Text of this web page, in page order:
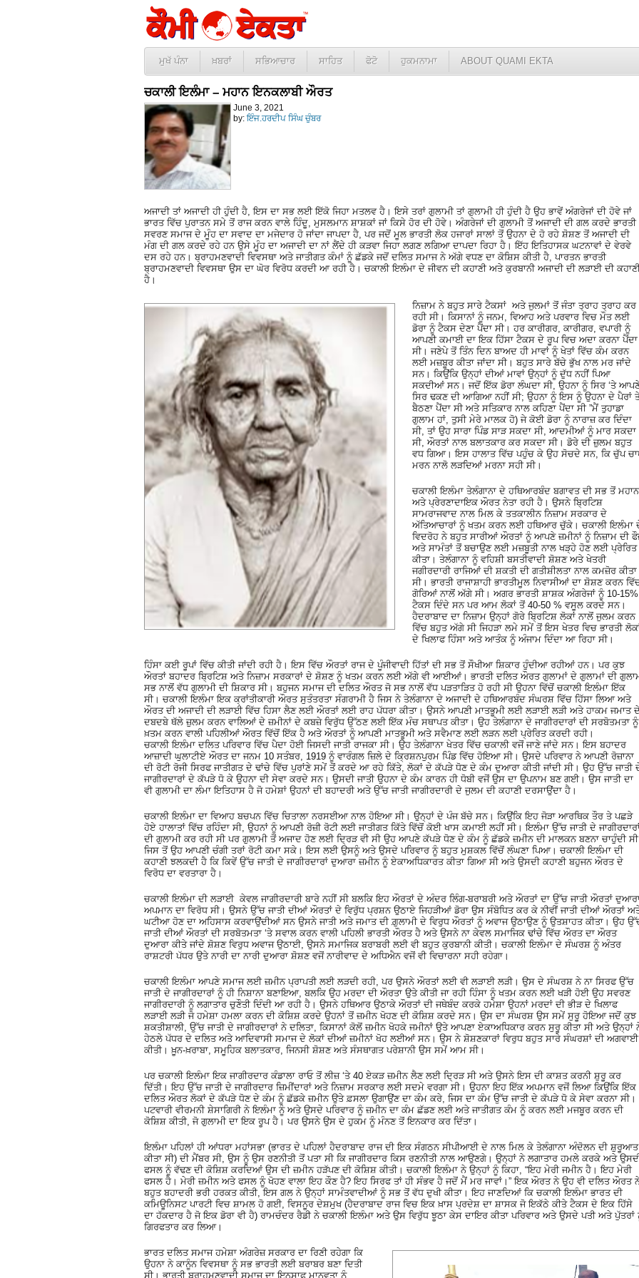
ਮੁਖੱ ਪੰਨਾ ਖ਼ਬਰਾਂ ਸਭਿਆਚਾਰ ਸਾਹਿਤ ਫੋਟੋ ਹੁਕਮਨਾਮਾ ABOUT QUAMI EKTA
ਚਕਾਲੀ ਇਲੰਮਾ – ਮਹਾਨ ਇਨਕਲਾਬੀ ਔਰਤ
June 3, 2021
by:ਇੰਜ.ਹਰਦੀਪ ਸਿੰਘ ਚੁੰਬਰ
ਅਜਾਦੀ ਤਾਂ ਅਜਾਦੀ ਹੀ ਹੁੰਦੀ ਹੈ, ਇਸ ਦਾ ਸਭ ਲਈ ਇੱਕੋ ਜਿਹਾ ਮਤਲਵ ਹੈ। ਇਸੇ ਤਰਾਂ ਗੁਲਾਮੀ ਤਾਂ ਗੁਲਾਮੀ ਹੀ ਹੁੰਦੀ ਹੈ ਉਹ ਭਾਵੇਂ ਅੰਗਰੇਜਾਂ ਦੀ ਹੋਵੇ ਜਾਂ
ਭਾਰਤ ਵਿੱਚ ਪੁਰਾਤਨ ਸਮੇ ਤੋਂ ਰਾਜ ਕਰਨ ਵਾਲੇ ਹਿੰਦੂ, ਮੁਸਲਮਾਨ ਸ਼ਾਸ਼ਕਾਂ ਜਾਂ ਕਿਸੇ ਹੋਰ ਦੀ ਹੋਵੇ। ਅੰਗਰੇਜਾਂ ਦੀ ਗੁਲਾਮੀ ਤੋਂ ਅਜਾਦੀ ਦੀ ਗਲ ਕਰਦੇ ਭਾਰਤੀ
ਸਵਰਣ ਸਮਾਜ ਦੇ ਮੂੰਹ ਦਾ ਸਵਾਦ ਦਾ ਮਜੇਦਾਰ ਹੋ ਜਾਂਦਾ ਜਾਪਦਾ ਹੈ, ਪਰ ਜਦੋਂ ਮੂਲ ਭਾਰਤੀ ਲੋਕ ਹਜਾਰਾਂ ਸਾਲਾਂ ਤੋਂ ਉਹਨਾ ਦੇ ਹੋ ਰਹੇ ਸ਼ੋਸ਼ਣ ਤੋਂ ਅਜਾਦੀ ਦੀ
ਮੰਗ ਦੀ ਗਲ ਕਰਦੇ ਰਹੇ ਹਨ ਉਸੇ ਮੂੰਹ ਦਾ ਅਜਾਦੀ ਦਾ ਨਾਂ ਲੈਂਦੇ ਹੀ ਕੜਵਾ ਜਿਹਾ ਲਗਣ ਲਗਿਆ ਦਾਪਦਾ ਰਿਹਾ ਹੈ। ਇੱਹ ਇਤਿਹਾਸਕ ਘਟਨਾਵਾਂ ਦੇ ਵੇਰਵੇ
ਦਸ ਰਹੇ ਹਨ। ਬ੍ਰਾਹਮਣਵਾਦੀ ਵਿਵਸਥਾ ਅਤੇ ਜਾਤੀਗਤ ਕੰਮਾਂ ਨੂੰ ਛੱਡਕੇ ਜਦੋਂ ਦਲਿਤ ਸਮਾਜ ਨੇ ਅੱਗੇ ਵਧਣ ਦਾ ਕੋਸ਼ਿਸ ਕੀਤੀ ਹੈ, ਪਾਰਤਨ ਭਾਰਤੀ
ਬ੍ਰਾਹਮਣਵਾਦੀ ਵਿਵਸਥਾ ਉਸ ਦਾ ਘੋਰ ਵਿਰੋਧ ਕਰਦੀ ਆ ਰਹੀ ਹੈ। ਚਕਾਲੀ ਇਲੰਮਾ ਦੇ ਜੀਵਨ ਦੀ ਕਹਾਣੀ ਅਤੇ ਕੁਰਬਾਨੀ ਅਜਾਦੀ ਦੀ ਲੜਾਈ ਦੀ
ਹੈ।
ਨਿਜ਼ਾਮ ਨੇ ਬਹੁਤ ਸਾਰੇ ਟੈਕਸਾਂ ਅਤੇ ਜੁਲਮਾਂ ਤੋਂ ਜੰਤਾ ਤ੍ਰਾਹ ਤ੍ਰਾਹ ਕਰ
ਰਹੀ ਸੀ। ਕਿਸਾਨਾਂ ਨੂੰ ਜਨਮ, ਵਿਆਹ ਅਤੇ ਪਰਵਾਰ ਵਿਚ ਮੌਤ ਲਈ
ਡੋਰਾ ਨੂੰ ਟੈਕਸ ਦੇਣਾ ਪੈਂਦਾ ਸੀ। ਹਰ ਕਾਰੀਗਰ, ਕਾਰੀਗਰ, ਵਪਾਰੀ ਨੂੰ
ਆਪਣੀ ਕਮਾਈ ਦਾ ਇਕ ਹਿੱਸਾ ਟੈਕਸ ਦੇ ਰੂਪ ਵਿਚ ਅਦਾ ਕਰਨਾ ਪੈਂਦਾ
ਸੀ। ਜਣੇਪੇ ਤੋਂ ਤਿੰਨ ਦਿਨ ਬਾਅਦ ਹੀ ਮਾਵਾਂ ਨੂੰ ਖੇਤਾਂ ਵਿੱਚ ਕੰਮ ਕਰਨ
ਲਈ ਮਜ਼ਬੂਰ ਕੀਤਾ ਜਾਂਦਾ ਸੀ। ਬਹੁਤ ਸਾਰੇ ਬੱਚੇ ਭੁੱਖ ਨਾਲ ਮਰ ਜਾਂਦੇ
ਸਨ। ਕਿਉਂਕਿ ਉਨ੍ਹਾਂ ਦੀਆਂ ਮਾਵਾਂ ਉਨ੍ਹਾਂ ਨੂੰ ਦੁੱਧ ਨਹੀਂ ਪਿਆ
ਸਕਦੀਆਂ ਸਨ। ਜਦੋਂ ਇੱਕ ਡੋਰਾ ਲੰਘਦਾ ਸੀ, ਉਹਨਾ ਨੂੰ ਸਿਰ ‘ਤੇ
ਸਿਰ ਢਕਣ ਦੀ ਆਗਿਆ ਨਹੀਂ ਸੀ; ਉਹਨਾ ਨੂੰ ਇਸ ਨੂੰ ਉਹਨਾ ਦੇ ਪੈਰਾਂ
ਬੈਠਣਾ ਪੈਂਦਾ ਸੀ ਅਤੇ ਸਤਿਕਾਰ ਨਾਲ ਕਹਿਣਾ ਪੈਂਦਾ ਸੀ ”ਮੈਂ ਤੁਹਾਡਾ
ਗੁਲਾਮ ਹਾਂ, ਤੁਸੀ ਮੇਰੇ ਮਾਲਕ ਹੋ) ਜੇ ਕੋਈ ਡੋਰਾ ਨੂੰ ਨਾਰਾਜ਼ ਕਰ ਦਿੰਦਾ
ਸੀ, ਤਾਂ ਉਹ ਸਾਰਾ ਪਿੰਡ ਸਾੜ ਸਕਦਾ ਸੀ, ਆਦਮੀਆਂ ਨੂੰ ਮਾਰ ਸਕਦਾ
ਸੀ, ਔਰਤਾਂ ਨਾਲ ਬਲਾਤਕਾਰ ਕਰ ਸਕਦਾ ਸੀ। ਡੋਰੇ ਦੀ ਜ਼ੁਲਮ ਬਹੁਤ
ਵਧ ਗਿਆ। ਇਸ ਹਾਲਾਤ ਵਿੱਚ ਪਹੁੰਚ ਕੇ ਉਹ ਸੋਚਦੇ ਸਨ, ਕਿ ਚੁੱਪ
ਮਰਨ ਨਾਲੋ ਲੜਦਿਆਂ ਮਰਨਾ ਸਹੀ ਸੀ।
ਚਕਾਲੀ ਇਲੰਮਾ ਤੇਲੰਗਾਨਾ ਦੇ ਹਥਿਆਰਬੰਦ ਬਗਾਵਤ ਦੀ ਸਭ ਤੋਂ ਮਹਾਨ
ਅਤੇ ਪ੍ਰੇਰਣਾਦਾਇਕ ਔਰਤ ਨੇਤਾ ਰਹੀ ਹੈ। ਉਸਨੇ ਬ੍ਰਿਟਿਸ਼
ਸਾਮਰਾਜਵਾਦ ਨਾਲ ਮਿਲ ਕੇ ਤਤਕਾਲੀਨ ਨਿਜ਼ਾਮ ਸਰਕਾਰ ਦੇ
ਅੱਤਿਆਚਾਰਾਂ ਨੂੰ ਖਤਮ ਕਰਨ ਲਈ ਹਥਿਆਰ ਚੁੱਕੇ। ਚਕਾਲੀ ਇਲੰਮਾ
ਵਿਦਰੋਹ ਨੇ ਬਹੁਤ ਸਾਰੀਆਂ ਔਰਤਾਂ ਨੂੰ ਆਪਣੇ ਜ਼ਮੀਨਾਂ ਨੂੰ ਨਿਜ਼ਾਮ ਦੀ
ਅਤੇ ਸਾਮੰਤਾਂ ਤੋਂ ਬਚਾਉਣ ਲਈ ਮਜ਼ਬੂਤੀ ਨਾਲ ​​ਖੜ੍ਹੇ ਹੋਣ ਲਈ ਪ੍ਰੇਰਿਤ
ਕੀਤਾ। ਤੇਲੰਗਾਨਾ ਨੂੰ ਵਹਿਸ਼ੀ ਬਸਤੀਵਾਦੀ ਸ਼ੋਸ਼ਣ ਅਤੇ ਖੇਤਰੀ
ਜਗੀਰਦਾਰੀ ਰਾਜਿਆਂ ਦੀ ਸ਼ਕਤੀ ਦੀ ਗਤੀਸ਼ੀਲਤਾ ਨਾਲ ਕਮਜ਼ੋਰ ਕੀਤਾ
ਸੀ। ਭਾਰਤੀ ਰਾਜਾਸ਼ਾਹੀ ਭਾਰਤੀਮੂਲ ਨਿਵਾਸੀਆਂ ਦਾ ਸ਼ੋਸ਼ਣ ਕਰਨ
ਗੋਰਿਆਂ ਨਾਲੋਂ ਅੱਗੇ ਸੀ। ਅਗਰ ਭਾਰਤੀ ਸ਼ਾਸ਼ਕ ਅੰਗਰੇਜਾਂ ਨੂੰ 10-15%
ਟੈਕਸ ਦਿੰਦੇ ਸਨ ਪਰ ਆਮ ਲੋਕਾਂ ਤੋਂ 40-50 % ਵਸੂਲ ਕਰਦੇ ਸਨ।
ਹੈਦਰਾਬਾਦ ਦਾ ਨਿਜ਼ਾਮ ਉਨ੍ਹਾਂ ਗੋਰੇ ਬ੍ਰਿਟਿਸ਼ ਲੋਕਾਂ ਨਾਲੋਂ ਜੁਲਮ ਕਰਨ
ਵਿੱਚ ਬਹੁਤ ਅੱਗੇ ਸੀ ਜਿਹੜਾ ਲਮੇ ਸਮੇਂ ਤੋਂ ਇਸ ਖੇਤਰ ਵਿਚ ਭਾਰਤੀ
ਦੇ ਖਿਲਾਫ ਹਿੰਸਾ ਅਤੇ ਆਤੰਕ ਨੂੰ ਅੰਜਾਮ ਦਿੰਦਾ ਆ ਰਿਹਾ ਸੀ।
ਹਿੰਸਾ ਕਈ ਰੂਪਾਂ ਵਿੱਚ ਕੀਤੀ ਜਾਂਦੀ ਰਹੀ ਹੈ। ਇਸ ਵਿੱਚ ਔਰਤਾਂ ਰਾਜ ਦੇ ਪੂੰਜੀਵਾਦੀ ਹਿੱਤਾਂ ਦੀ ਸਭ ਤੋਂ ਸੌਖੀਆ ਸ਼ਿਕਾਰ ਹੁੰਦੀਆ ਰਹੀਆਂ ਹਨ। ਪਰ ਕੁਝ
ਔਰਤਾਂ ਬਹਾਦਰ ਬ੍ਰਿਟਿਸ਼ ਅਤੇ ਨਿਜ਼ਾਮ ਸਰਕਾਰਾਂ ਦੇ ਸ਼ੋਸ਼ਣ ਨੂੰ ਖਤਮ ਕਰਨ ਲਈ ਅੱਗੇ ਵੀ ਆਈਆਂ। ਭਾਰਤੀ ਦਲਿਤ ਔਰਤ ਗੁਲਾਮਾਂ ਦੇ ਗੁਲਾਮਾਂ ਦੀ
ਸਭ ਨਾਲੋਂ ਵੱਧ ਗੁਲਾਮੀ ਦੀ ਸ਼ਿਕਾਰ ਸੀ। ਬਹੁਜਨ ਸਮਾਜ ਦੀ ਦਲਿਤ ਔਰਤ ਜੋ ਸਭ ਨਾਲੋਂ ਵੱਧ ਪੜਤਾੜਿਤ ਹੋ ਰਹੀ ਸੀ ਉਹਨਾ ਵਿੱਚੋਂ ਚਕਾਲੀ ਇਲੰਮਾ ਇੱਕ
ਸੀ। ਚਕਾਲੀ ਇਲੰਮਾ ਇਕ ਕ੍ਰਾਂਤੀਕਾਰੀ ਔਰਤ ਸੁਤੰਤਰਤਾ ਸੰਗਰਾਮੀ ਹੈ ਜਿਸ ਨੇ ਤੇਲੰਗਾਨਾ ਦੇ ਅਜਾਦੀ ਦੇ ਹਥਿਆਰਬੰਦ ਸੰਘਰਸ਼ ਵਿੱਚ ਹਿੱਸਾ ਲਿਆ ਅਤੇ
ਔਰਤ ਦੀ ਅਜਾਦੀ ਦੀ ਲੜਾਈ ਵਿੱਚ ਹਿਸਾ ਲੈਣ ਲਈ ਔਰਤਾਂ ਲਈ ਰਾਹ ਪੱਧਰਾ ਕੀਤਾ। ਉਸਨੇ ਆਪਣੀ ਮਾਤਭੂਮੀ ਲਈ ਲੜਾਈ ਲੜੀ ਅਤੇ ਹਾਕਮ ਜਮਾਤ
ਦਬਦਬੇ ਥੱਲੇ ਜ਼ੁਲਮ ਕਰਨ ਵਾਲਿਆਂ ਦੇ ਜ਼ਮੀਨਾਂ ਦੇ ਕਬਜ਼ੇ ਵਿਰੁੱਧ ਉੱਠਣ ਲਈ ਇੱਕ ਮੰਚ ਸਥਾਪਤ ਕੀਤਾ। ਉਹ ਤੇਲੰਗਾਨਾ ਦੇ ਜਾਗੀਰਦਾਰਾਂ ਦੀ ਸਰਬੋਤਮਤਾ ਨੂੰ
ਖ਼ਤਮ ਕਰਨ ਵਾਲੀ ਪਹਿਲੀਆਂ ਔਰਤ ਵਿੱਚੋਂ ਇੱਕ ਹੈ ਅਤੇ ਔਰਤਾਂ ਨੂੰ ਆਪਣੀ ਮਾਤਭੂਮੀ ਅਤੇ ਸਵੈਮਾਣ ਲਈ ਲੜਨ ਲਈ ਪ੍ਰੇਰਿਤ ਕਰਦੀ ਰਹੀ।
ਚਕਾਲੀ ਇਲੰਮਾ ਦਲਿਤ ਪਰਿਵਾਰ ਵਿੱਚ ਪੈਦਾ ਹੋਈ ਜਿਸਦੀ ਜਾਤੀ ਰਾਜਕਾ ਸੀ। ਉਹ ਤੇਲੰਗਾਨਾ ਖੇਤਰ ਵਿੱਚ ਚਕਾਲੀ ਵਜੋਂ ਜਾਣੇ ਜਾਂਦੇ ਸਨ। ਇਸ ਬਹਾਦਰ
ਆਜ਼ਾਦੀ ਘੁਲਾਟੀਏ ਔਰਤ ਦਾ ਜਨਮ 10 ਸਤੰਬਰ, 1919 ਨੂੰ ਵਾਰੰਗਲ ਜ਼ਿਲੇ ਦੇ ਕ੍ਰਿਸ਼ਨਪੁਰਮ ਪਿੰਡ ਵਿੱਚ ਹੋਇਆ ਸੀ। ਉਸਦੇ ਪਰਿਵਾਰ ਨੇ ਆਪਣੀ ਰੋਜ਼ਾਨਾ
ਦੀ ਰੋਟੀ ਰੋਜੀ ਸਿਰਫ ਜਾਤੀਗਤ ਦੇ ਢਾਂਚੇ ਵਿੱਚ ਪੁਰਾਂਣੇ ਸਮੇਂ ਤੋਂ ਕਰਦੇ ਆ ਰਹੇ ਕਿੱਤੇ, ਲੋਕਾਂ ਦੇ ਕੱਪੜੇ ਧੋਣ ਦੇ ਕੰਮ ਦੁਆਰਾ ਕੀਤੀ ਜਾਂਦੀ ਸੀ। ਉਹ ਉੱਚ ਜਾਤੀ
ਜਾਗੀਰਦਾਰਾਂ ਦੇ ਕੱਪੜੇ ਧੋ ਕੇ ਉਹਨਾ ਦੀ ਸੇਵਾ ਕਰਦੇ ਸਨ। ਉਸਦੀ ਜਾਤੀ ਉਹਨਾ ਦੇ ਕੰਮ ਕਾਰਨ ਹੀ ਧੋਬੀ ਵਜੋਂ ਉਸ ਦਾ ਉਪਨਾਮ ਬਣ ਗਈ। ਉਸ ਜਾਤੀ ਦਾ
ਵੀ ਗੁਲਾਮੀ ਦਾ ਲੰਮਾ ਇਤਿਹਾਸ ਹੈ ਜੋ ਹਮੇਸ਼ਾਂ ਉਹਨਾਂ ਦੀ ਬਹਾਦਰੀ ਅਤੇ ਉੱਚ ਜਾਤੀ ਜਾਗੀਰਦਾਰੀ ਦੇ ਜੁਲਮ ਦੀ ਕਹਾਣੀ ਦਰਸਾਉਂਦਾ ਹੈ।
ਚਕਾਲੀ ਇਲੰਮਾ ਦਾ ਵਿਆਹ ਬਚਪਨ ਵਿੱਚ ਚਿਤਾਲਾ ਨਰਸਈਆ ਨਾਲ ਹੋਇਆ ਸੀ। ਉਨ੍ਹਾਂ ਦੇ ਪੰਜ ਬੱਚੇ ਸਨ। ਕਿਉਂਕਿ ਇਹ ਜੋੜਾ ਆਰਥਿਕ ਤੌਰ ਤੇ ਪਛੜੇ
ਹੋਏ ਹਾਲਾਤਾਂ ਵਿੱਚ ਰਹਿੰਦਾ ਸੀ, ਉਹਨਾਂ ਨੂੰ ਆਪਣੀ ਰੋਜ਼ੀ ਰੋਟੀ ਲਈ ਜਾਤੀਗਤ ਕਿੱਤੇ ਵਿੱਚੋਂ ਕੋਈ ਖਾਸ ਕਮਾਈ ਲਹੀਂ ਸੀ। ਇਲੰਮਾ ਉੱਚ ਜਾਤੀ ਦੇ
ਦੀ ਗੁਲਾਮੀ ਕਰ ਰਹੀ ਸੀ ਪਰ ਗੁਲਾਮੀ ਤੋਂ ਅਜਾਦ ਹੋਣ ਲਈ ਦ੍ਰਿੜ ਵੀ ਸੀ ਉਹ ਆਪਣੇ ਕੱਪੜੇ ਧੋਣ ਦੇ ਕੰਮ ਨੂੰ ਛੱਡਕੇ ਜ਼ਮੀਨ ਦੀ ਮਾਲਕਨ ਬਣਨਾ ਚਾਹੁੰਦੀ ਸੀ
ਜਿਸ ਤੋਂ ਉਹ ਆਪਣੀ ਚੰਗੀ ਤਰਾਂ ਰੋਟੀ ਕਮਾ ਸਕੇ। ਇਸ ਲਈ ਉਸਨੂੰ ਅਤੇ ਉਸਦੇ ਪਰਿਵਾਰ ਨੂੰ ਬਹੁਤ ਮੁਸ਼ਕਲ ਵਿੱਚੋਂ ਲੰਘਣਾ ਪਿਆ। ਚਕਾਲੀ ਇਲੰਮਾ ਦੀ
ਕਹਾਣੀ ਝਲਕਦੀ ਹੈ ਕਿ ਕਿਵੇਂ ਉੱਚ ਜਾਤੀ ਦੇ ਜਾਗੀਰਦਾਰਾਂ ਦੁਆਰਾ ਜ਼ਮੀਨ ਨੂੰ ਏਕਾਅਧਿਕਾਰਤ ਕੀਤਾ ਗਿਆ ਸੀ ਅਤੇ ਉਸਦੀ ਕਹਾਣੀ ਬਹੁਜਨ ਔਰਤ ਦੇ
ਵਿਰੋਧ ਦਾ ਵਰਤਾਰਾ ਹੈ।
ਚਕਾਲੀ ਇਲੰਮਾ ਦੀ ਲੜਾਈ ਕੇਵਲ ਜਾਗੀਰਦਾਰੀ ਬਾਰੇ ਨਹੀਂ ਸੀ ਬਲਕਿ ਇਹ ਔਰਤਾਂ ਦੇ ਅੰਦਰ ਲਿੰਗ-ਬਰਾਬਰੀ ਅਤੇ ਔਰਤਾਂ ਦਾ ਉੱਚ ਜਾਤੀ ਔਰਤਾਂ
ਅਪਮਾਨ ਦਾ ਵਿਰੋਧ ਸੀ। ਉਸਨੇ ਉੱਚ ਜਾਤੀ ਦੀਆਂ ਔਰਤਾਂ ਦੇ ਵਿਰੁੱਧ ਪ੍ਰਸ਼ਨ ਉਠਾਏ ਜਿਹੜੀਆਂ ਡੋਰਾ ਉਸ ਸੰਬੋਧਿਤ ਕਰ ਕੇ ਨੀਵੀਂ ਜਾਤੀ ਦੀਆਂ ਔਰਤਾਂ
ਘਟੀਆ ਹੋਣ ਦਾ ਅਹਿਸਾਸ ਕਰਵਾਉਂਦੀਆਂ ਸਨ ਉਸਨੇ ਜਾਤੀ ਅਤੇ ਜਮਾਤ ਦੀ ਗ਼ੁਲਾਮੀ ਦੇ ਵਿਰੁਧ ਔਰਤਾਂ ਨੂੰ ਅਵਾਜ ਉਠਾਉਣ ਨੂੰ ਉਤਸ਼ਾਹਤ ਕੀਤਾ। ਉਹ
ਜਾਤੀ ਦੀਆਂ ਔਰਤਾਂ ਦੀ ਸਰਬੋਤਮਤਾ ‘ਤੇ ਸਵਾਲ ਕਰਨ ਵਾਲੀ ਪਹਿਲੀ ਭਾਰਤੀ ਔਰਤ ਹੈ ਅਤੇ ਉਸਨੇ ਨਾ ਕੇਵਲ ਸਮਾਜਿਕ ਢਾਂਚੇ ਵਿੱਚ ਔਰਤ ਦਾ ਔਰਤ
ਦੁਆਰਾ ਕੀਤੇ ਜਾਂਦੇ ਸ਼ੋਸ਼ਣ ਵਿਰੁਧ ਅਵਾਜ ਉਠਾਈ, ਉਸਨੇ ਸਮਾਜਿਕ ਬਰਾਬਰੀ ਲਈ ਵੀ ਬਹੁਤ ਕੁਰਬਾਨੀ ਕੀਤੀ। ਚਕਾਲੀ ਇਲੰਮਾ ਦੇ ਸੰਘਰਸ਼ ਨੂੰ ਅੰਤਰ
ਰਾਸ਼ਟਰੀ ਪੱਧਰ ਉਤੇ ਨਾਰੀ ਦਾ ਨਾਰੀ ਦੁਆਰਾ ਸ਼ੋਸ਼ਣ ਵਜੋਂ ਨਾਰੀਵਾਦ ਦੇ ਅਧਿਐਨ ਵਜੋਂ ਵੀ ਵਿਚਾਰਨਾ ਸਹੀ ਰਹੇਗਾ।
ਚਕਾਲੀ ਇਲੰਮਾ ਆਪਣੇ ਸਮਾਜ ਲਈ ਜ਼ਮੀਨ ਪ੍ਰਾਪਤੀ ਲਈ ਲੜਦੀ ਰਹੀ, ਪਰ ਉਸਨੇ ਔਰਤਾਂ ਲਈ ਵੀ ਲੜਾਈ ਲੜੀ। ਉਸ ਦੇ ਸੰਘਰਸ਼ ਨੇ ਨਾ ਸਿਰਫ ਉੱਚ
ਜਾਤੀ ਦੇ ਜਾਗੀਰਦਾਰਾਂ ਨੂੰ ਹੀ ਨਿਸ਼ਾਨਾ ਬਣਾਇਆ, ਬਲਕਿ ਉਹ ਮਰਦਾ ਦੀ ਔਰਤਾ ਉਤੇ ਕੀਤੀ ਜਾ ਰਹੀ ਹਿੰਸਾ ਨੂੰ ਖਤਮ ਕਰਨ ਲਈ ਖੜੀ ਹੋਈ ਉਹ ਸਵਰਣ
ਜਾਗੀਰਦਾਰੀ ਨੂੰ ਲਗਾਤਾਰ ਚੁਣੌਤੀ ਦਿੰਦੀ ਆ ਰਹੀ ਹੈ। ਉਸਨੇ ਹਥਿਆਰ ਉਠਾਕੇ ਔਰਤਾਂ ਦੀ ਜਥੇਬੰਦ ਕਰਕੇ ਹਮੇਸ਼ਾ ਉਹਨਾਂ ਮਰਦਾਂ ਦੀ ਭੀੜ ਦੇ ਖਿਲਾਫ
ਲੜਾਈ ਲੜੀ ਜੋ ਹਮੇਸ਼ਾ ਹਮਲਾ ਕਰਨ ਦੀ ਕੋਸ਼ਿਸ਼ ਕਰਦੇ ਉਹਨਾਂ ਤੋਂ ਜ਼ਮੀਨ ਖੋਹਣ ਦੀ ਕੋਸ਼ਿਸ਼ ਕਰਦੇ ਸਨ। ਉਸ ਦਾ ਸੰਘਰਸ਼ ਉਸ ਸਮੇਂ ਸੁਰੂ ਹੋਇਆ ਜਦੋਂ ਕੁਝ
ਸ਼ਕਤੀਸ਼ਾਲੀ, ਉੱਚ ਜਾਤੀ ਦੇ ਜਾਗੀਰਦਾਰਾਂ ਨੇ ਦਲਿਤਾ, ਕਿਸਾਨਾਂ ਕੋਲੋਂ ਜ਼ਮੀਨ ਖੋਹਕੇ ਜਮੀਨਾਂ ਉਤੇ ਆਪਣਾ ਏਕਾਅਧਿਕਾਰ ਕਰਨ ਸੁਰੂ ਕੀਤਾ ਸੀ ਅਤੇ ਉਨ੍ਹਾਂ
ਹੇਠਲੇ ਪੱਧਰ ਦੇ ਦਲਿਤ ਅਤੇ ਆਦਿਵਾਸੀ ਸਮਾਜ ਦੇ ਲੋਕਾਂ ਦੀਆਂ ਜ਼ਮੀਨਾਂ ਖੋਹ ਲਈਆਂ ਸਨ। ਉਸ ਨੇ ਸ਼ੋਸ਼ਣਕਾਰਾਂ ਵਿਰੁਧ ਬਹੁਤ ਸਾਰੇ ਸੰਘਰਸ਼ਾਂ ਦੀ ਅਗਵਾਈ
ਕੀਤੀ। ਖ਼ੂਨ-ਖ਼ਰਾਬਾ, ਸਮੂਹਿਕ ਬਲਾਤਕਾਰ, ਜਿਨਸੀ ਸ਼ੋਸ਼ਣ ਅਤੇ ਸੰਸਥਾਗਤ ਪਰੇਸ਼ਾਨੀ ਉਸ ਸਮੇਂ ਆਮ ਸੀ।
ਪਰ ਚਕਾਲੀ ਇਲੰਮਾ ਇਕ ਜਾਗੀਰਦਾਰ ਕੰਡਾਲਾ ਰਾਓ ਤੋਂ ਲੀਜ਼ ‘ਤੇ 40 ਏਕੜ ਜ਼ਮੀਨ ਲੈਣ ਲਈ ਦ੍ਰਿੜ ਸੀ ਅਤੇ ਉਸਨੇ ਇਸ ਦੀ ਕਾਸ਼ਤ ਕਰਨੀ ਸ਼ੁਰੂ ਕਰ
ਦਿੱਤੀ। ਇਹ ਉੱਚ ਜਾਤੀ ਦੇ ਜਾਗੀਰਦਾਰ ਜ਼ਿਮੀਂਦਾਰਾਂ ਅਤੇ ਨਿਜ਼ਾਮ ਸਰਕਾਰ ਲਈ ਸਦਮੇ ਵਰਗਾ ਸੀ। ਉਹਨਾ ਇਹ ਇੱਕ ਅਪਮਾਨ ਵਜੋਂ ਲਿਆ ਕਿਉਂਕਿ ਇੱਕ
ਦਲਿਤ ਔਰਤ ਲੋਕਾਂ ਦੇ ਕੱਪੜੇ ਧੋਣ ਦੇ ਕੰਮ ਨੂੰ ਛੱਡਕੇ ਜ਼ਮੀਨ ਉਤੇ ਫ਼ਸਲਾ ਉਗਾਉਂਣ ਦਾ ਕੰਮ ਕਰੇ, ਜਿਸ ਦਾ ਕੰਮ ਉੱਚ ਜਾਤੀ ਦੇ ਕੱਪੜੇ ਧੋ ਕੇ ਸੇਵਾ ਕਰਨਾ ਸੀ।
ਪਟਵਾਰੀ ਵੀਰਮਨੀ ਸ਼ੇਸਾਗਿਰੀ ਨੇ ਇਲੰਮਾ ਨੂੰ ਅਤੇ ਉਸਦੇ ਪਰਿਵਾਰ ਨੂੰ ਜ਼ਮੀਨ ਦਾ ਕੰਮ ਛੱਡਣ ਲਈ ਅਤੇ ਜਾਤੀਗਤ ਕੰਮ ਨੂੰ ਕਰਨ ਲਈ ਮਜਬੂਰ ਕਰਨ ਦੀ
ਕੋਸ਼ਿਸ਼ ਕੀਤੀ, ਜੋ ਗੁਲਾਮੀ ਦਾ ਇਕ ਰੂਪ ਹੈ। ਪਰ ਉਸਨੇ ਉਸ ਦੇ ਹੁਕਮ ਨੂੰ ਮੰਨਣ ਤੋਂ ਇਨਕਾਰ ਕਰ ਦਿੱਤਾ।
ਇਲੰਮਾ ਪਹਿਲਾਂ ਹੀ ਆਂਧਰਾ ਮਹਾਂਸਭਾ (ਭਾਰਤ ਦੇ ਪਹਿਲਾਂ ਹੈਦਰਾਬਾਦ ਰਾਜ ਦੀ ਇਕ ਸੰਗਠਨ ਸੀਪੀਆਈ ਦੇ ਨਾਲ ਮਿਲ ਕੇ ਤੇਲੰਗਾਨਾ ਅੰਦੋਲਨ ਦੀ ਸ਼ੁਰੂਆਤ
ਕੀਤਾ ਸੀ) ਦੀ ਮੈਂਬਰ ਸੀ, ਉਸ ਨੂੰ ਉਸ ਰਣਨੀਤੀ ਤੋਂ ਪਤਾ ਸੀ ਕਿ ਜਾਗੀਰਦਾਰ ਕਿਸ ਰਣਨੀਤੀ ਨਾਲ ਆਉਣਗੇ। ਉਨ੍ਹਾਂ ਨੇ ਲਗਾਤਾਰ ਹਮਲੇ ਕਰਕੇ ਅਤੇ
ਫਸਲ ਨੂੰ ਵੱਢਣ ਦੀ ਕੋਸ਼ਿਸ਼ ਕਰਦਿਆਂ ਉਸ ਦੀ ਜ਼ਮੀਨ ਹੜੱਪਣ ਦੀ ਕੋਸ਼ਿਸ਼ ਕੀਤੀ। ਚਕਾਲੀ ਇਲੰਮਾ ਨੇ ਉਨ੍ਹਾਂ ਨੂੰ ਕਿਹਾ, “ਇਹ ਮੇਰੀ ਜਮੀਨ ਹੈ। ਇਹ ਮੇਰੀ
ਫਸਲ ਹੈ। ਮੇਰੀ ਜ਼ਮੀਨ ਅਤੇ ਫਸਲ ਨੂੰ ਖੋਹਣ ਵਾਲਾ ਇਹ ਕੌਣ ਹੈ? ਇਹ ਸਿਰਫ ਤਾਂ ਹੀ ਸੰਭਵ ਹੈ ਜਦੋਂ ਮੈਂ ਮਰ ਜਾਵਾਂ।” ਇਕ ਔਰਤ ਨੇ ਉਹ ਵੀ ਦਲਿਤ ਔਰਤ
ਬਹੁਤ ਬਹਾਦਰੀ ਭਰੀ ਹਰਕਤ ਕੀਤੀ, ਇਸ ਗਲ ਨੇ ਉਨ੍ਹਾਂ ਸਾਮੰਤਵਾਦੀਆਂ ਨੂੰ ਸਭ ਤੋਂ ਵੱਧ ਦੁਖੀ ਕੀਤਾ। ਇਹ ਜਾਣਦਿਆਂ ਕਿ ਚਕਾਲੀ ਇਲੰਮਾ ਭਾਰਤ ਦੀ
ਕਮਿਊਨਿਸਟ ਪਾਰਟੀ ਵਿਚ ਸ਼ਾਮਲ ਹੋ ਗਈ, ਵਿਸਨੂਰ ਦੇਸ਼ਮੁਖ (ਹੈਦਰਾਬਾਦ ਰਾਜ ਵਿਚ ਇਕ ਖ਼ਾਸ ਪ੍ਰਦੇਸ਼ ਦਾ ਸ਼ਾਸਕ ਜੋ ਇਕੱਠੇ ਕੀਤੇ ਟੈਕਸ ਦੇ ਇਕ ਹਿੱਸੇ
ਦਾ ਹੱਕਦਾਰ ਹੈ ਜੋ ਇਕ ਡੋਰਾ ਵੀ ਹੈ) ਰਾਮਚੰਦਰ ਰੈਡੀ ਨੇ ਚਕਾਲੀ ਇਲੰਮਾ ਅਤੇ ਉਸ ਵਿਰੁੱਧ ਝੂਠਾ ਕੇਸ ਦਾਇਰ ਕੀਤਾ ਪਰਿਵਾਰ ਅਤੇ ਉਸਦੇ ਪਤੀ ਅਤੇ ਪੁੱਤਰਾਂ
ਗਿਰਫਤਾਰ ਕਰ ਲਿਆ।
ਭਾਰਤ ਦਲਿਤ ਸਮਾਜ ਹਮੇਸ਼ਾ ਅੰਗਰੇਜ਼ ਸਰਕਾਰ ਦਾ ਰਿਣੀ ਰਹੇਗਾ ਕਿ
ਉਹਨਾ ਨੇ ਕਾਨੂੰਨ ਵਿਵਸਥਾ ਨੂੰ ਸਭ ਭਾਰਤੀ ਲਈ ਬਰਾਬਰ ਬਣਾ ਦਿਤੀ
ਸੀ। ਭਾਰਤੀ ਬ੍ਰਾਹਮਣਵਾਦੀ ਸਮਾਜ ਦਾ ਇਨਸਾਫ ਮਾਨਵਤਾ ਨੂੰ